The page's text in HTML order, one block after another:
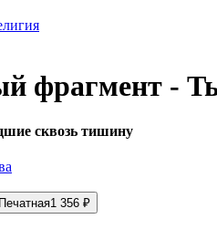
фрагмент -
сквозь тишину
Печатная1 356 ₽